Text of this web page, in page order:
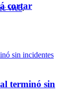
cortar
terminó sin
Web.